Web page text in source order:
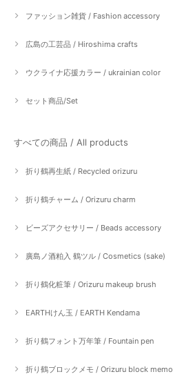
ファッション雑貨 / Fashion accessory
広島の工芸品 / Hiroshima crafts
ウクライナ応援カラー / ukrainian color
セット商品/Set
すべての商品 / All products
折り鶴再生紙 / Recycled orizuru
折り鶴チャーム / Orizuru charm
ビーズアクセサリー / Beads accessory
廣島ノ酒粕入 鶴ツル / Cosmetics (sake)
折り鶴化粧筆 / Orizuru makeup brush
EARTHけん玉 / EARTH Kendama
折り鶴フォント万年筆 / Fountain pen
折り鶴ブロックメモ / Orizuru block memo